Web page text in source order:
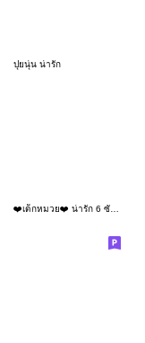
ปุยนุ่น น่ารัก